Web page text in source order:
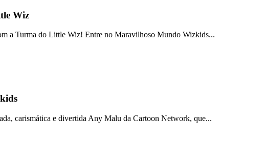
Wiz
a Turma do Little Wiz! Entre no Maravilhoso Mundo Wizkids...
carismática e divertida Any Malu da Cartoon Network, que...